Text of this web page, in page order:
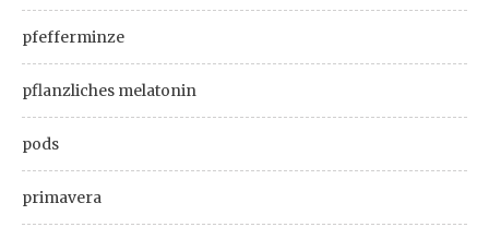
pfefferminze
pflanzliches melatonin
pods
primavera